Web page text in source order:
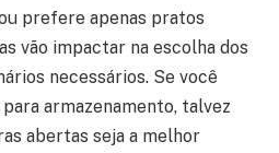
prefere apenas pratos
vão impactar na escolha dos
necessários. Se você
armazenamento, talvez
abertas seja a melhor